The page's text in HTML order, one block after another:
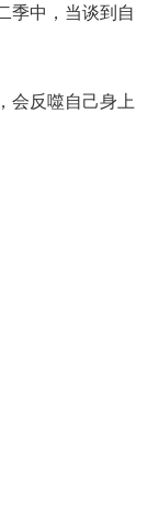
季中，当谈到自
会反噬自己身上